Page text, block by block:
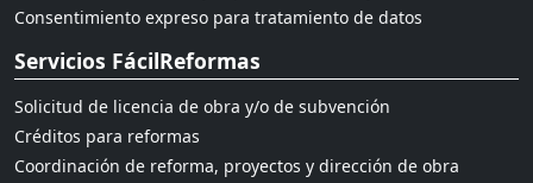
Consentimiento expreso para tratamiento de datos
Servicios FácilReformas
Solicitud de licencia de obra y/o de subvención
Créditos para reformas
Coordinación de reforma, proyectos y dirección de obra